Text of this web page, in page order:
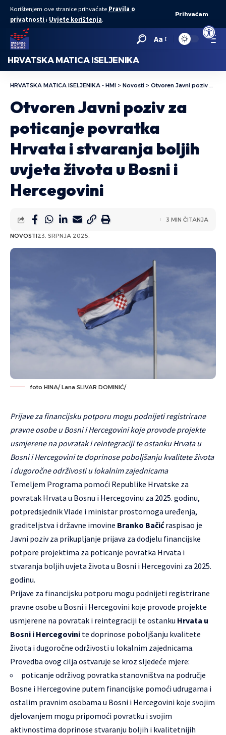
Open
Korištenjem ove stranice prihvaćate Pravila o
privatnosti i Uvjete korištenja.
Prihvaćam
Aa
HRVATSKA MATICA ISELJENIKA
HRVATSKA MATICA ISELJENIKA - HMI > Novosti > Otvoren Javni poziv za poticanje povratka Hrvata i stvaranja boljih uvjeta života u Bosni i Hercegovini
Otvoren Javni poziv za
poticanje povratka
Hrvata i stvaranja boljih
uvjeta života u Bosni i
Hercegovini
NOVOSTI23. SRPNJA 2025.
3 MIN ČITANJA
foto HINA/ Lana SLIVAR DOMINIĆ/
Prijave za financijsku potporu mogu podnijeti registrirane
pravne osobe u Bosni i Hercegovini koje provode projekte
usmjerene na povratak i reintegraciji te ostanku Hrvata u
Bosni i Hercegovini te doprinose poboljšanju kvalitete života
i dugoročne održivosti u lokalnim zajednicama
Temeljem Programa pomoći Republike Hrvatske za
povratak Hrvata u Bosnu i Hercegovinu za 2025. godinu,
potpredsjednik Vlade i ministar prostornoga uređenja,
graditeljstva i državne imovine Branko Bačićraspisao je
Javni poziv za prikupljanje prijava za dodjelu financijske
potpore projektima za poticanje povratka Hrvata i
stvaranja boljih uvjeta života u Bosni i Hercegovini za 2025.
godinu.
Prijave za financijsku potporu mogu podnijeti registrirane
pravne osobe u Bosni i Hercegovini koje provode projekte
usmjerene na povratak i reintegraciji te ostanku Hrvata u
Bosni i Hercegovini te doprinose poboljšanju kvalitete
života i dugoročne održivosti u lokalnim zajednicama.
Provedba ovog cilja ostvaruje se kroz sljedeće mjere:
poticanje održivog povratka stanovništva na područje
Bosne i Hercegovine putem financijske pomoći udrugama i
ostalim pravnim osobama u Bosni i Hercegovini koje svojim
djelovanjem mogu pripomoći povratku i svojim
aktivnostima doprinose stvaranju boljih i kvalitetnijih